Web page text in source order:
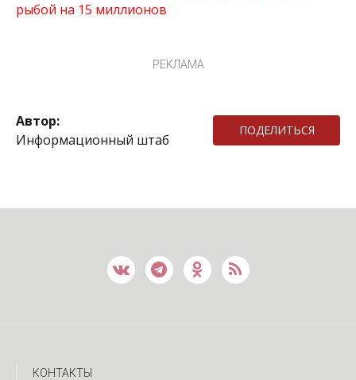
рыбой на 15 миллионов
РЕКЛАМА
Автор:
Информационный штаб
ПОДЕЛИТЬСЯ
КОНТАКТЫ